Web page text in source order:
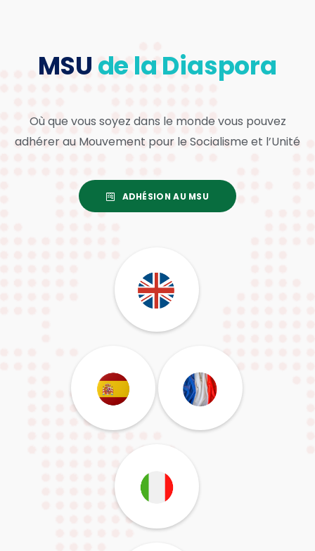
MSU de la Diaspora
Où que vous soyez dans le monde vous pouvez
adhérer au Mouvement pour le Socialisme et l’Unité
ADHÉSION AU MSU